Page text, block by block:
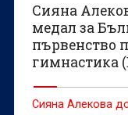
Сияна
медал за
първенство
гимнастика
Сияна Алекова